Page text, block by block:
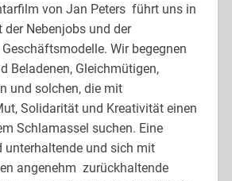
von Jan Peters führt uns in
der Nebenjobs und der
Wir begegnen
Beladenen, Gleichmütigen,
und solchen, die mit
Solidarität und Kreativität einen
Schlamassel suchen. Eine
unterhaltende und sich mit
angenehm zurückhaltende